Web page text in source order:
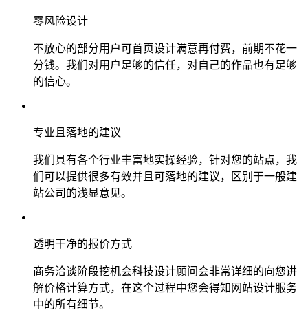
零风险设计
不放心的部分用户可首页设计满意再付费，前期不花一
分钱。我们对用户足够的信任，对自己的作品也有足够
的信心。
专业且落地的建议
我们具有各个行业丰富地实操经验，针对您的站点，我
们可以提供很多有效并且可落地的建议，区别于一般建
站公司的浅显意见。
透明干净的报价方式
商务洽谈阶段挖机会科技设计顾问会非常详细的向您讲
解价格计算方式，在这个过程中您会得知网站设计服务
中的所有细节。